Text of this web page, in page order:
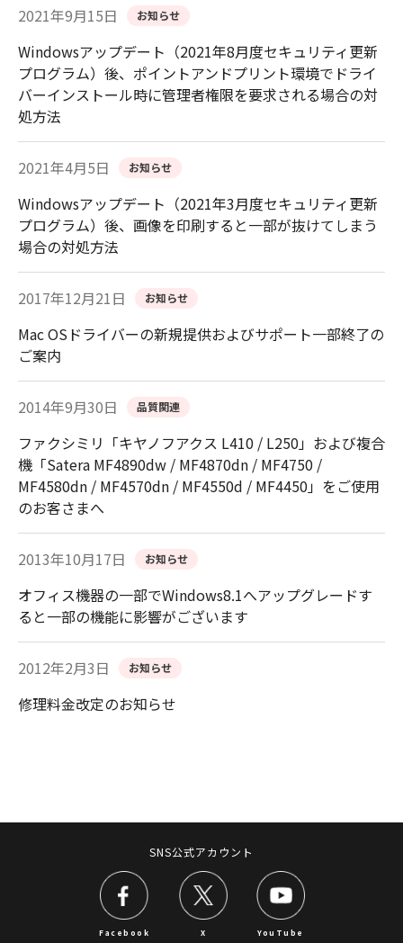
2021年9月15日 お知らせ
Windowsアップデート（2021年8月度セキュリティ更新
プログラム）後、ポイントアンドプリント環境でドライ
バーインストール時に管理者権限を要求される場合の対
処方法
2021年4月5日 お知らせ
Windowsアップデート（2021年3月度セキュリティ更新
プログラム）後、画像を印刷すると一部が抜けてしまう
場合の対処方法
2017年12月21日 お知らせ
Mac OSドライバーの新規提供およびサポート一部終了の
ご案内
2014年9月30日 品質関連
ファクシミリ「キヤノフアクス L410 / L250」および複合
機「Satera MF4890dw / MF4870dn / MF4750 /
MF4580dn / MF4570dn / MF4550d / MF4450」をご使用
のお客さまへ
2013年10月17日 お知らせ
オフィス機器の一部でWindows8.1へアップグレードす
ると一部の機能に影響がございます
2012年2月3日 お知らせ
修理料金改定のお知らせ
SNS公式アカウント
Facebook X YouTube